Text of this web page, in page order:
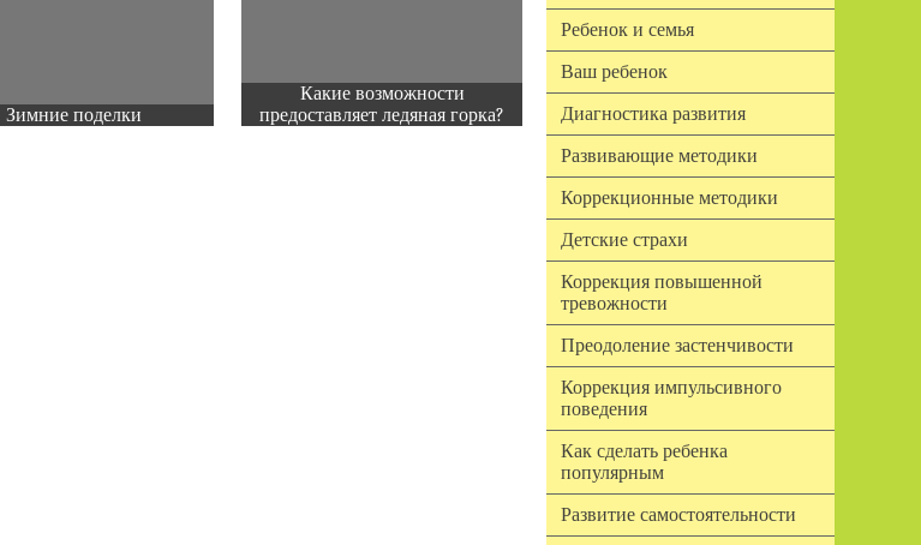
Зимние поделки
Какие возможности
предоставляет ледяная горка?
Ребенок и семья
Ваш ребенок
Диагностика развития
Развивающие методики
Коррекционные методики
Детские страхи
Коррекция повышенной
тревожности
Преодоление застенчивости
Коррекция импульсивного
поведения
Как сделать ребенка
популярным
Развитие самостоятельности